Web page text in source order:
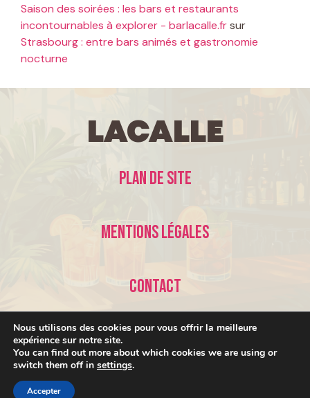
Saison des soirées : les bars et restaurants
incontournables à explorer - barlacalle.frsur
Strasbourg : entre bars animés et gastronomie
nocturne
LaCalle
Plan de site
Mentions légales
Contact
Nous utilisons des cookies pour vous offrir la meilleure
expérience sur notre site.
You can find out more about which cookies we are using or
switch them off in settings.
Accepter